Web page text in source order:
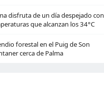
disfruta de un día despejado con
que alcanzan los 34°C
forestal en el Puig de Son
cerca de Palma